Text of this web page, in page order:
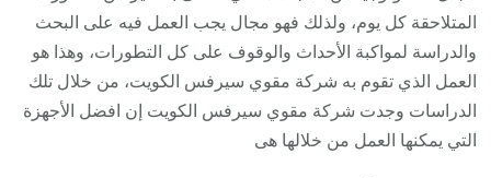
المتلاحقة كل يوم، ولذلك فهو مجال يجب العمل فيه على البحث
والدراسة لمواكبة الأحداث والوقوف على كل التطورات، وهذا هو
العمل الذي تقوم به شركة مقوي سيرفس الكويت، من خلال تلك
الدراسات وجدت شركة مقوي سيرفس الكويت إن افضل الأجهزة
التي يمكنها العمل من خلالها هى